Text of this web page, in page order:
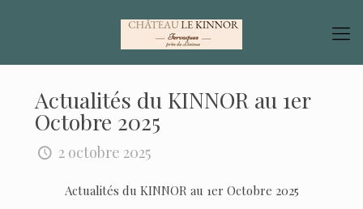
Actualités du KINNOR au 1er
Octobre 2025
2 octobre 2025
Actualités du KINNOR au 1er Octobre 2025